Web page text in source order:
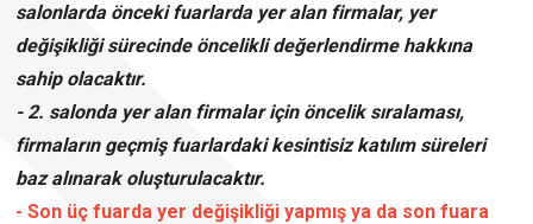
salonlarda önceki fuarlarda yer alan firmalar, yer
değişikliği sürecinde öncelikli değerlendirme hakkına
sahip olacaktır.
- 2. salonda yer alan firmalar için öncelik sıralaması,
firmaların geçmiş fuarlardaki kesintisiz katılım süreleri
baz alınarak oluşturulacaktır.
- Son üç fuarda yer değişikliği yapmış ya da son fuara